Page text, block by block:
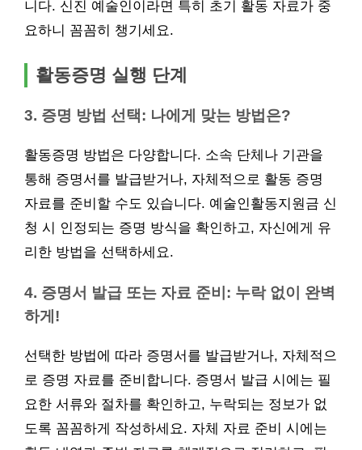
니다. 신진 예술인이라면 특히 초기 활동 자료가 중
요하니 꼼꼼히 챙기세요.
활동증명 실행 단계
3. 증명 방법 선택: 나에게 맞는 방법은?
활동증명 방법은 다양합니다. 소속 단체나 기관을
통해 증명서를 발급받거나, 자체적으로 활동 증명
자료를 준비할 수도 있습니다. 예술인활동지원금 신
청 시 인정되는 증명 방식을 확인하고, 자신에게 유
리한 방법을 선택하세요.
4. 증명서 발급 또는 자료 준비: 누락 없이 완벽
하게!
선택한 방법에 따라 증명서를 발급받거나, 자체적으
로 증명 자료를 준비합니다. 증명서 발급 시에는 필
요한 서류와 절차를 확인하고, 누락되는 정보가 없
도록 꼼꼼하게 작성하세요. 자체 자료 준비 시에는